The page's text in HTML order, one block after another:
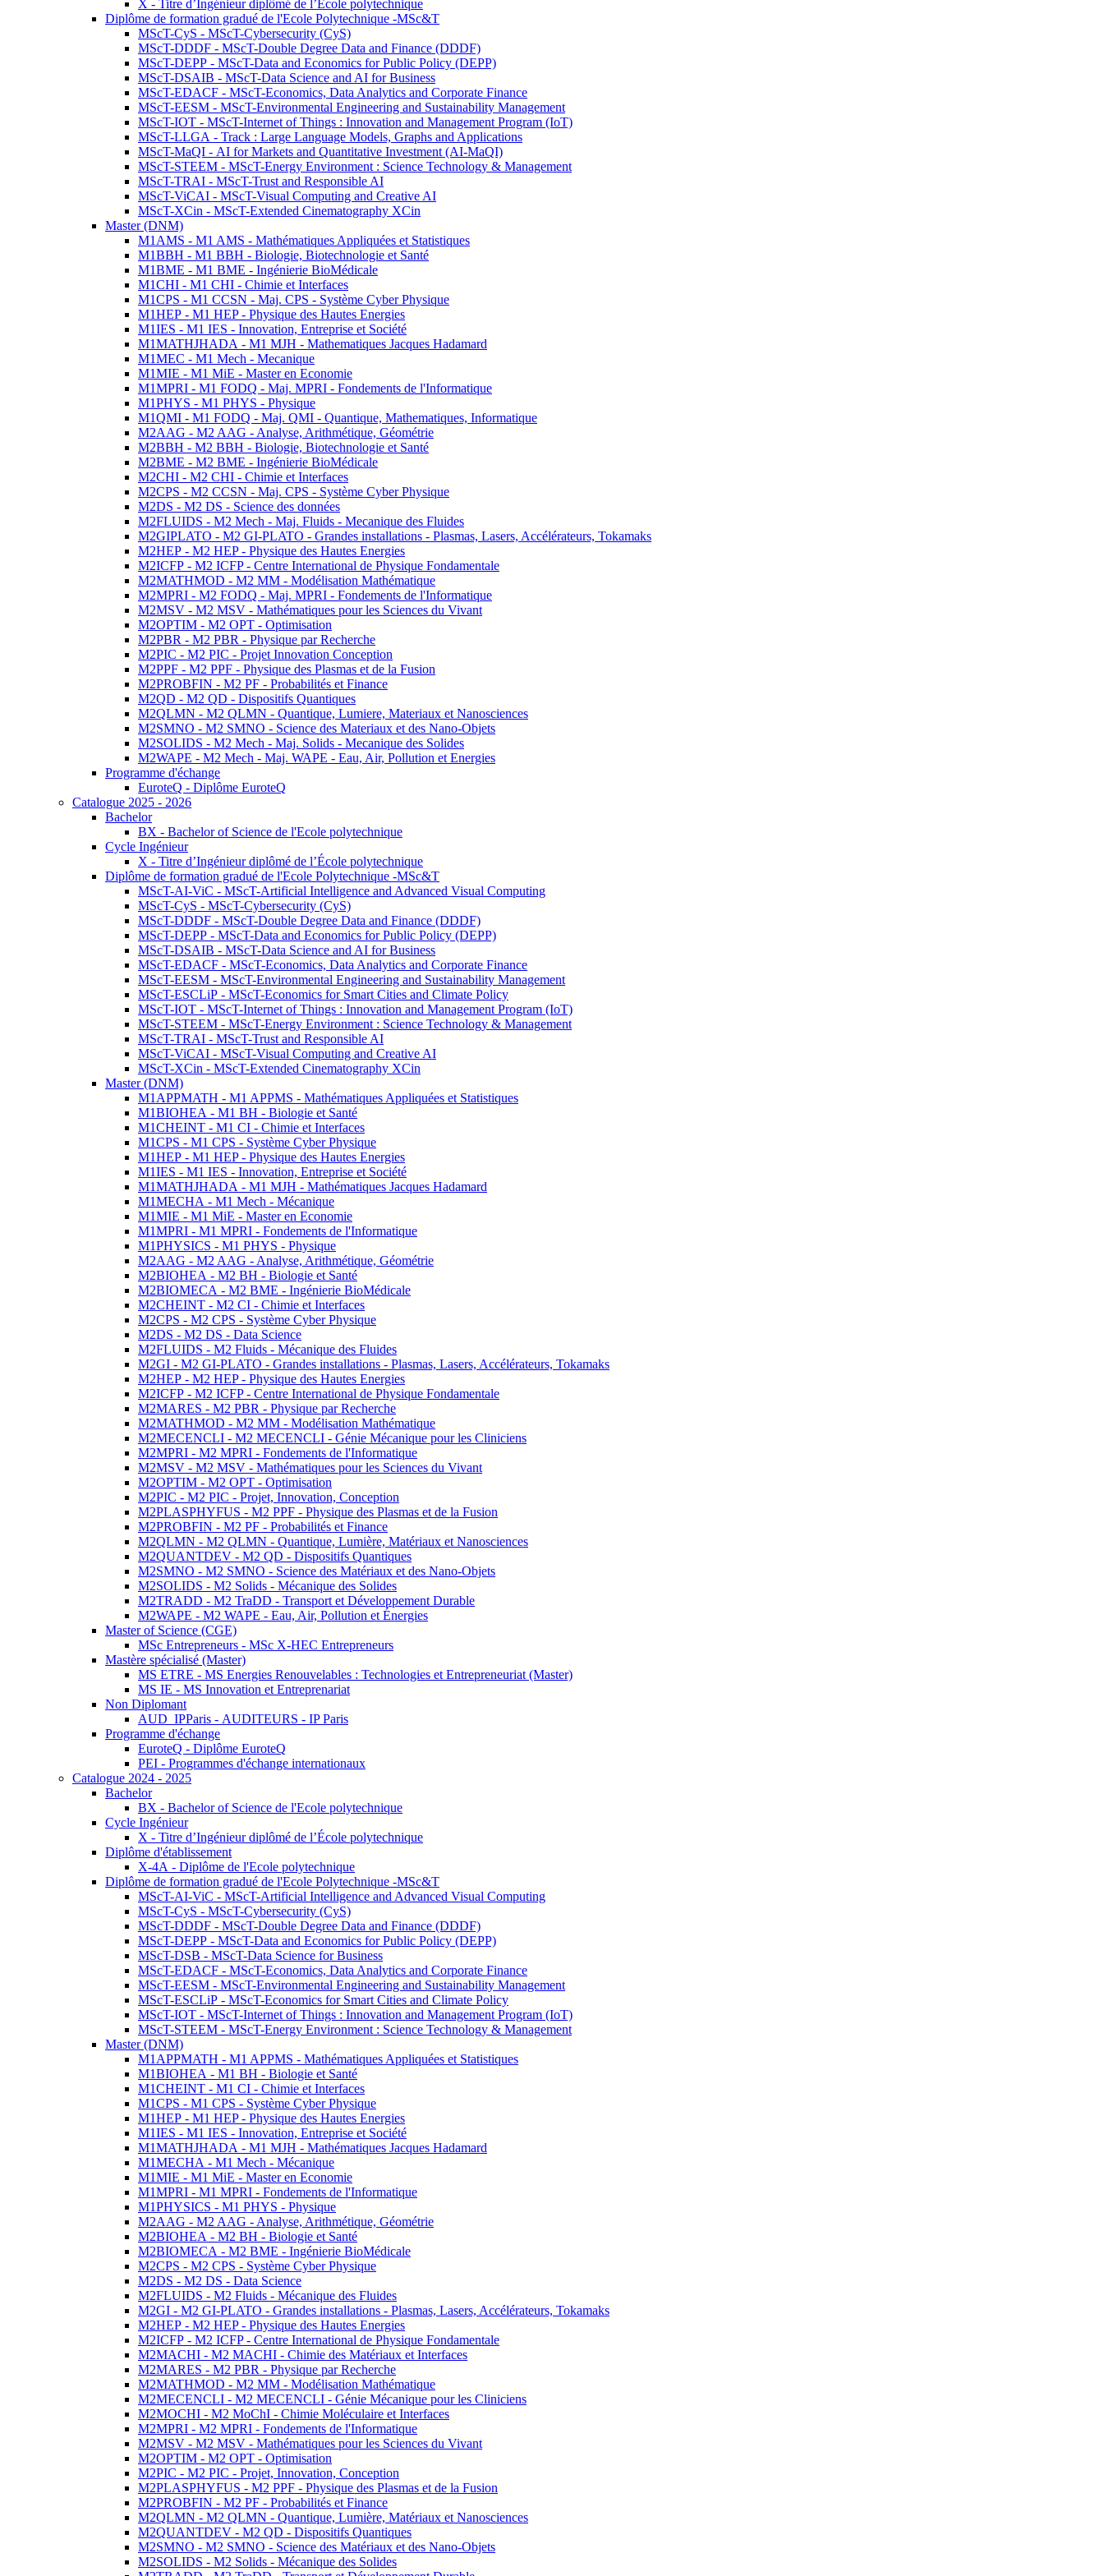
X - Titre d’Ingénieur diplômé de l’École polytechnique
Diplôme de formation gradué de l'Ecole Polytechnique -MSc&T
MScT-CyS - MScT-Cybersecurity (CyS)
MScT-DDDF - MScT-Double Degree Data and Finance (DDDF)
MScT-DEPP - MScT-Data and Economics for Public Policy (DEPP)
MScT-DSAIB - MScT-Data Science and AI for Business
MScT-EDACF - MScT-Economics, Data Analytics and Corporate Finance
MScT-EESM - MScT-Environmental Engineering and Sustainability Management
MScT-IOT - MScT-Internet of Things : Innovation and Management Program (IoT)
MScT-LLGA - Track : Large Language Models, Graphs and Applications
MScT-MaQI - AI for Markets and Quantitative Investment (AI-MaQI)
MScT-STEEM - MScT-Energy Environment : Science Technology & Management
MScT-TRAI - MScT-Trust and Responsible AI
MScT-ViCAI - MScT-Visual Computing and Creative AI
MScT-XCin - MScT-Extended Cinematography XCin
Master (DNM)
M1AMS - M1 AMS - Mathématiques Appliquées et Statistiques
M1BBH - M1 BBH - Biologie, Biotechnologie et Santé
M1BME - M1 BME - Ingénierie BioMédicale
M1CHI - M1 CHI - Chimie et Interfaces
M1CPS - M1 CCSN - Maj. CPS - Système Cyber Physique
M1HEP - M1 HEP - Physique des Hautes Energies
M1IES - M1 IES - Innovation, Entreprise et Société
M1MATHJHADA - M1 MJH - Mathematiques Jacques Hadamard
M1MEC - M1 Mech - Mecanique
M1MIE - M1 MiE - Master en Economie
M1MPRI - M1 FODQ - Maj. MPRI - Fondements de l'Informatique
M1PHYS - M1 PHYS - Physique
M1QMI - M1 FODQ - Maj. QMI - Quantique, Mathematiques, Informatique
M2AAG - M2 AAG - Analyse, Arithmétique, Géométrie
M2BBH - M2 BBH - Biologie, Biotechnologie et Santé
M2BME - M2 BME - Ingénierie BioMédicale
M2CHI - M2 CHI - Chimie et Interfaces
M2CPS - M2 CCSN - Maj. CPS - Système Cyber Physique
M2DS - M2 DS - Science des données
M2FLUIDS - M2 Mech - Maj. Fluids - Mecanique des Fluides
M2GIPLATO - M2 GI-PLATO - Grandes installations - Plasmas, Lasers, Accélérateurs, Tokamaks
M2HEP - M2 HEP - Physique des Hautes Energies
M2ICFP - M2 ICFP - Centre International de Physique Fondamentale
M2MATHMOD - M2 MM - Modélisation Mathématique
M2MPRI - M2 FODQ - Maj. MPRI - Fondements de l'Informatique
M2MSV - M2 MSV - Mathématiques pour les Sciences du Vivant
M2OPTIM - M2 OPT - Optimisation
M2PBR - M2 PBR - Physique par Recherche
M2PIC - M2 PIC - Projet Innovation Conception
M2PPF - M2 PPF - Physique des Plasmas et de la Fusion
M2PROBFIN - M2 PF - Probabilités et Finance
M2QD - M2 QD - Dispositifs Quantiques
M2QLMN - M2 QLMN - Quantique, Lumiere, Materiaux et Nanosciences
M2SMNO - M2 SMNO - Science des Materiaux et des Nano-Objets
M2SOLIDS - M2 Mech - Maj. Solids - Mecanique des Solides
M2WAPE - M2 Mech - Maj. WAPE - Eau, Air, Pollution et Energies
Programme d'échange
EuroteQ - Diplôme EuroteQ
Catalogue 2025 - 2026
Bachelor
BX - Bachelor of Science de l'Ecole polytechnique
Cycle Ingénieur
X - Titre d’Ingénieur diplômé de l’École polytechnique
Diplôme de formation gradué de l'Ecole Polytechnique -MSc&T
MScT-AI-ViC - MScT-Artificial Intelligence and Advanced Visual Computing
MScT-CyS - MScT-Cybersecurity (CyS)
MScT-DDDF - MScT-Double Degree Data and Finance (DDDF)
MScT-DEPP - MScT-Data and Economics for Public Policy (DEPP)
MScT-DSAIB - MScT-Data Science and AI for Business
MScT-EDACF - MScT-Economics, Data Analytics and Corporate Finance
MScT-EESM - MScT-Environmental Engineering and Sustainability Management
MScT-ESCLiP - MScT-Economics for Smart Cities and Climate Policy
MScT-IOT - MScT-Internet of Things : Innovation and Management Program (IoT)
MScT-STEEM - MScT-Energy Environment : Science Technology & Management
MScT-TRAI - MScT-Trust and Responsible AI
MScT-ViCAI - MScT-Visual Computing and Creative AI
MScT-XCin - MScT-Extended Cinematography XCin
Master (DNM)
M1APPMATH - M1 APPMS - Mathématiques Appliquées et Statistiques
M1BIOHEA - M1 BH - Biologie et Santé
M1CHEINT - M1 CI - Chimie et Interfaces
M1CPS - M1 CPS - Système Cyber Physique
M1HEP - M1 HEP - Physique des Hautes Energies
M1IES - M1 IES - Innovation, Entreprise et Société
M1MATHJHADA - M1 MJH - Mathématiques Jacques Hadamard
M1MECHA - M1 Mech - Mécanique
M1MIE - M1 MiE - Master en Economie
M1MPRI - M1 MPRI - Fondements de l'Informatique
M1PHYSICS - M1 PHYS - Physique
M2AAG - M2 AAG - Analyse, Arithmétique, Géométrie
M2BIOHEA - M2 BH - Biologie et Santé
M2BIOMECA - M2 BME - Ingénierie BioMédicale
M2CHEINT - M2 CI - Chimie et Interfaces
M2CPS - M2 CPS - Système Cyber Physique
M2DS - M2 DS - Data Science
M2FLUIDS - M2 Fluids - Mécanique des Fluides
M2GI - M2 GI-PLATO - Grandes installations - Plasmas, Lasers, Accélérateurs, Tokamaks
M2HEP - M2 HEP - Physique des Hautes Energies
M2ICFP - M2 ICFP - Centre International de Physique Fondamentale
M2MARES - M2 PBR - Physique par Recherche
M2MATHMOD - M2 MM - Modélisation Mathématique
M2MECENCLI - M2 MECENCLI - Génie Mécanique pour les Cliniciens
M2MPRI - M2 MPRI - Fondements de l'Informatique
M2MSV - M2 MSV - Mathématiques pour les Sciences du Vivant
M2OPTIM - M2 OPT - Optimisation
M2PIC - M2 PIC - Projet, Innovation, Conception
M2PLASPHYFUS - M2 PPF - Physique des Plasmas et de la Fusion
M2PROBFIN - M2 PF - Probabilités et Finance
M2QLMN - M2 QLMN - Quantique, Lumière, Matériaux et Nanosciences
M2QUANTDEV - M2 QD - Dispositifs Quantiques
M2SMNO - M2 SMNO - Science des Matériaux et des Nano-Objets
M2SOLIDS - M2 Solids - Mécanique des Solides
M2TRADD - M2 TraDD - Transport et Développement Durable
M2WAPE - M2 WAPE - Eau, Air, Pollution et Énergies
Master of Science (CGE)
MSc Entrepreneurs - MSc X-HEC Entrepreneurs
Mastère spécialisé (Master)
MS ETRE - MS Energies Renouvelables : Technologies et Entrepreneuriat (Master)
MS IE - MS Innovation et Entreprenariat
Non Diplomant
AUD_IPParis - AUDITEURS - IP Paris
Programme d'échange
EuroteQ - Diplôme EuroteQ
PEI - Programmes d'échange internationaux
Catalogue 2024 - 2025
Bachelor
BX - Bachelor of Science de l'Ecole polytechnique
Cycle Ingénieur
X - Titre d’Ingénieur diplômé de l’École polytechnique
Diplôme d'établissement
X-4A - Diplôme de l'Ecole polytechnique
Diplôme de formation gradué de l'Ecole Polytechnique -MSc&T
MScT-AI-ViC - MScT-Artificial Intelligence and Advanced Visual Computing
MScT-CyS - MScT-Cybersecurity (CyS)
MScT-DDDF - MScT-Double Degree Data and Finance (DDDF)
MScT-DEPP - MScT-Data and Economics for Public Policy (DEPP)
MScT-DSB - MScT-Data Science for Business
MScT-EDACF - MScT-Economics, Data Analytics and Corporate Finance
MScT-EESM - MScT-Environmental Engineering and Sustainability Management
MScT-ESCLiP - MScT-Economics for Smart Cities and Climate Policy
MScT-IOT - MScT-Internet of Things : Innovation and Management Program (IoT)
MScT-STEEM - MScT-Energy Environment : Science Technology & Management
Master (DNM)
M1APPMATH - M1 APPMS - Mathématiques Appliquées et Statistiques
M1BIOHEA - M1 BH - Biologie et Santé
M1CHEINT - M1 CI - Chimie et Interfaces
M1CPS - M1 CPS - Système Cyber Physique
M1HEP - M1 HEP - Physique des Hautes Energies
M1IES - M1 IES - Innovation, Entreprise et Société
M1MATHJHADA - M1 MJH - Mathématiques Jacques Hadamard
M1MECHA - M1 Mech - Mécanique
M1MIE - M1 MiE - Master en Economie
M1MPRI - M1 MPRI - Fondements de l'Informatique
M1PHYSICS - M1 PHYS - Physique
M2AAG - M2 AAG - Analyse, Arithmétique, Géométrie
M2BIOHEA - M2 BH - Biologie et Santé
M2BIOMECA - M2 BME - Ingénierie BioMédicale
M2CPS - M2 CPS - Système Cyber Physique
M2DS - M2 DS - Data Science
M2FLUIDS - M2 Fluids - Mécanique des Fluides
M2GI - M2 GI-PLATO - Grandes installations - Plasmas, Lasers, Accélérateurs, Tokamaks
M2HEP - M2 HEP - Physique des Hautes Energies
M2ICFP - M2 ICFP - Centre International de Physique Fondamentale
M2MACHI - M2 MACHI - Chimie des Matériaux et Interfaces
M2MARES - M2 PBR - Physique par Recherche
M2MATHMOD - M2 MM - Modélisation Mathématique
M2MECENCLI - M2 MECENCLI - Génie Mécanique pour les Cliniciens
M2MOCHI - M2 MoChI - Chimie Moléculaire et Interfaces
M2MPRI - M2 MPRI - Fondements de l'Informatique
M2MSV - M2 MSV - Mathématiques pour les Sciences du Vivant
M2OPTIM - M2 OPT - Optimisation
M2PIC - M2 PIC - Projet, Innovation, Conception
M2PLASPHYFUS - M2 PPF - Physique des Plasmas et de la Fusion
M2PROBFIN - M2 PF - Probabilités et Finance
M2QLMN - M2 QLMN - Quantique, Lumière, Matériaux et Nanosciences
M2QUANTDEV - M2 QD - Dispositifs Quantiques
M2SMNO - M2 SMNO - Science des Matériaux et des Nano-Objets
M2SOLIDS - M2 Solids - Mécanique des Solides